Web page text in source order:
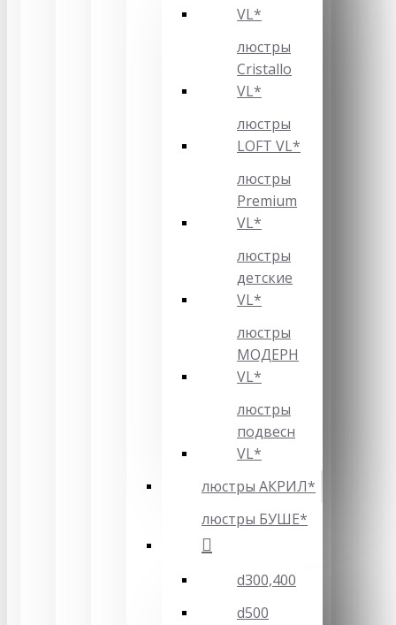
VL*
люстры
Cristallo
VL*
люстры
LOFT VL*
люстры
Premium
VL*
люстры
детские
VL*
люстры
МОДЕРН
VL*
люстры
подвесн
VL*
люстры АКРИЛ*
люстры БУШЕ*
d300,400
d500